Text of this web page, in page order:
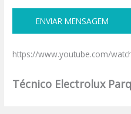
https://www.youtube.com/
Técnico Electrolux